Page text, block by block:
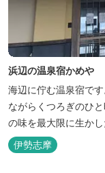
浜辺の温泉宿かめや
海辺に佇む温泉宿で
ながらくつろぎのひ
の味を最大限に生かし
伊勢志摩